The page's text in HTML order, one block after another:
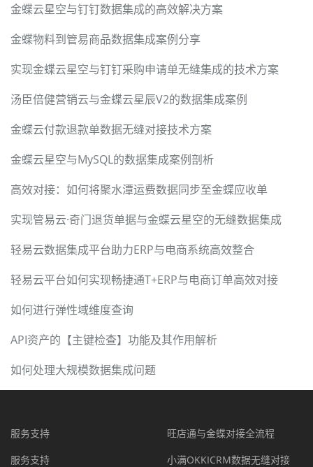
金蝶云星空与钉钉数据集成的高效解决方案
金蝶物料到管易商品数据集成案例分享
实现金蝶云星空与钉钉采购申请单无缝集成的技术方案
汤臣倍健营销云与金蝶云星辰V2的数据集成案例
金蝶云付款退款单数据无缝对接技术方案
金蝶云星空与MySQL的数据集成案例剖析
高效对接：如何将聚水潭运费数据同步至金蝶应收单
实现管易云·奇门退货单据与金蝶云星空的无缝数据集成
轻易云数据集成平台助力ERP与电商系统高效整合
轻易云平台如何实现畅捷通T+ERP与电商订单高效对接
如何进行弹性域维度查询
API资产的【主键检查】功能及其作用解析
如何处理大规模数据集成问题
服务支持
服务支持
旺店通与金蝶对接全流程
小满OKKICRM数据无缝对接